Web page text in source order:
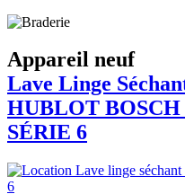
Appareil neuf
Lave Linge
HUBLOT BOSCH
SÉRIE 6